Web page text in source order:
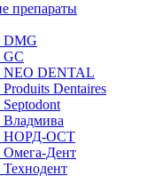
препараты
DMG
GC
NEO DENTAL
Dentaires
Владмива
НОРД-ОСТ
Омега-Дент